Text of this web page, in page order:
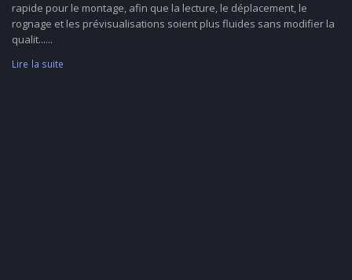
rapide pour le montage, afin que la lecture, le déplacement, le
rognage et les prévisualisations soient plus fluides sans modifier la
qualit......
Lire la suite